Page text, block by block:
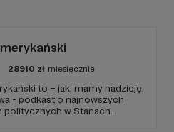
28910 zł miesięcznie
to – jak, mamy nadzieję,
- podkast o najnowszych
politycznych w Stanach